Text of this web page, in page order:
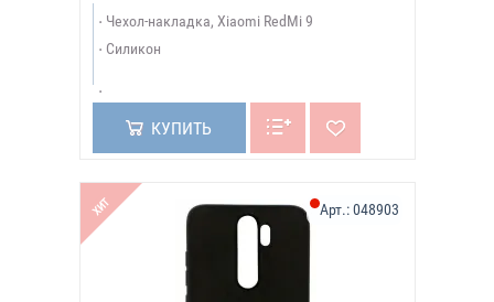
Чехол-накладка, Xiaomi RedMi 9
Силикон
КУПИТЬ
ХИТ Арт.:048903